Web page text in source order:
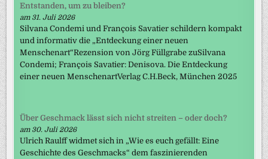
Entstanden, um zu bleiben?
am 31. Juli 2026
Silvana Condemi und François Savatier schildern kompakt
und informativ die „Entdeckung einer neuen
Menschenart“Rezension von Jörg Füllgrabe zuSilvana
Condemi; François Savatier: Denisova. Die Entdeckung
einer neuen MenschenartVerlag C.H.Beck, München 2025
Über Geschmack lässt sich nicht streiten – oder doch?
am 30. Juli 2026
Ulrich Raulff widmet sich in „Wie es euch gefällt: Eine
Geschichte des Geschmacks“ dem faszinierenden